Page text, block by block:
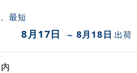
最短
8月17日 ～ 8月18日 出荷